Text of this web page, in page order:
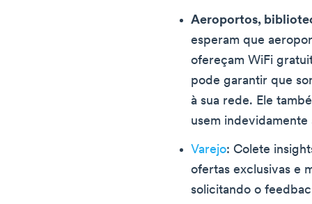
Aeroportos,
esperam que
ofereçam WiFi
pode garantir que
à sua rede. Ele
usem indevidamente
Varejo: Colete
ofertas exclusivas e
solicitando o